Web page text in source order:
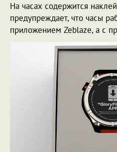
На часах содержится
предупреждает, что часы
приложением Zeblaze, а с